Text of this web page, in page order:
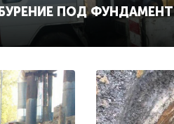
БУРЕНИЕ ПОД ФУНДАМЕНТ